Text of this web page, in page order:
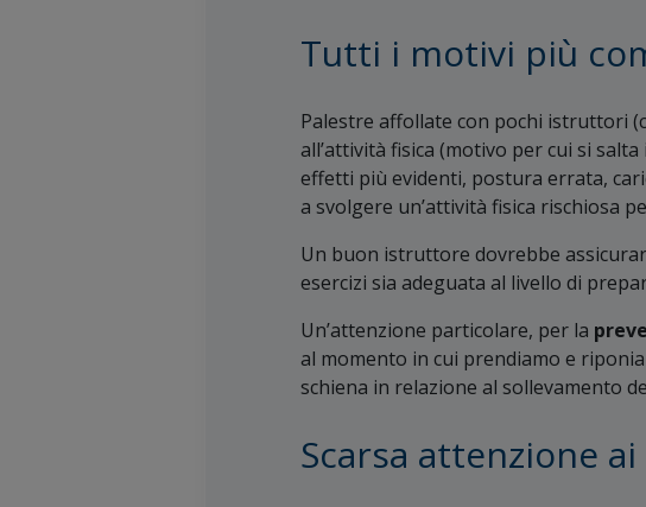
Tutti i motivi più
Palestre affollate con pochi istruttori
all’attività fisica (motivo per cui si
effetti più evidenti, postura errata,
a svolgere un’attività fisica rischiosa
Un buon istruttore dovrebbe
esercizi sia adeguata al livello di
Un’attenzione particolare, per la
al momento in cui prendiamo e
schiena in relazione al sollevamento
Scarsa attenzione